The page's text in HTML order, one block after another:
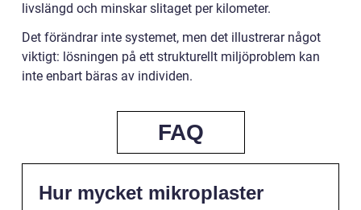
livslängd och minskar slitaget per kilometer.
Det förändrar inte systemet, men det illustrerar något
viktigt: lösningen på ett strukturellt miljöproblem kan
inte enbart bäras av individen.
FAQ
Hur mycket mikroplaster